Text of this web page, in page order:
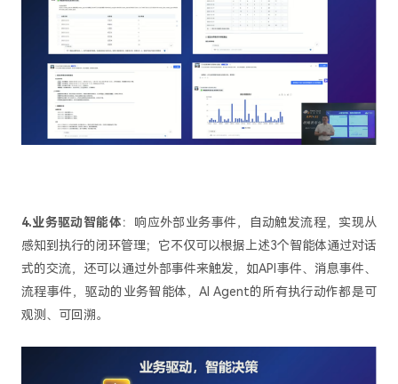
4.业务驱动智能体：响应外部业务事件，自动触发流程，实现从
感知到执行的闭环管理；它不仅可以根据上述3个智能体通过对话
式的交流，还可以通过外部事件来触发，如API事件、消息事件、
流程事件，驱动的业务智能体，AI Agent的所有执行动作都是可
观测、可回溯。